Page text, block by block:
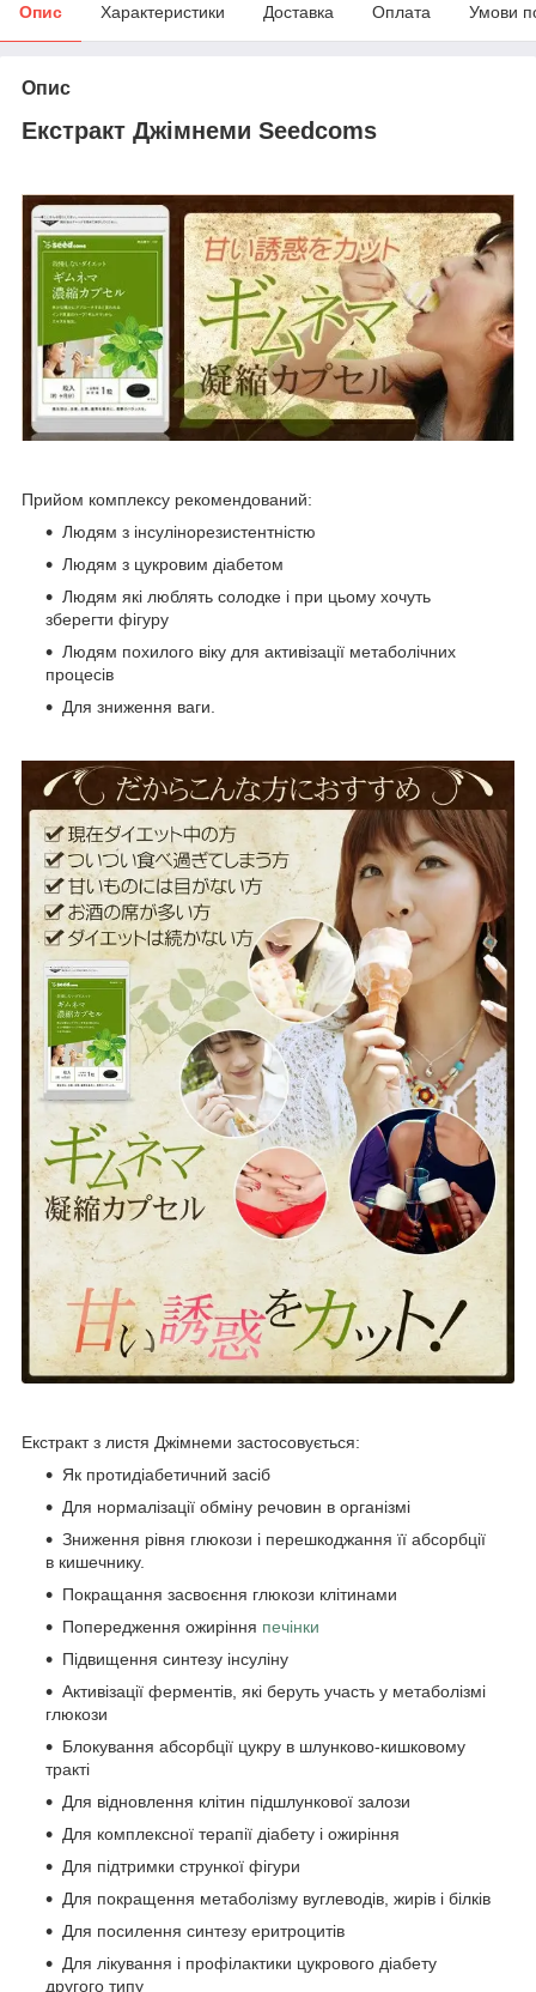
Опис Характеристики Доставка Оплата Умови
Опис
Екстракт Джімнеми Seedcoms
Прийом комплексу рекомендований:
Людям з інсулінорезистентністю
Людям з цукровим діабетом
Людям які люблять солодке і при цьому хочуть
зберегти фігуру
Людям похилого віку для активізації метаболічних
процесів
Для зниження ваги.
Екстракт з листя Джімнеми застосовується:
Як протидіабетичний засіб
Для нормалізації обміну речовин в організмі
Зниження рівня глюкози і перешкоджання її абсорбції
в кишечнику.
Покращання засвоєння глюкози клітинами
Попередження ожиріння печінки
Підвищення синтезу інсуліну
Активізації ферментів, які беруть участь у метаболізмі
глюкози
Блокування абсорбції цукру в шлунково-кишковому
тракті
Для відновлення клітин підшлункової залози
Для комплексної терапії діабету і ожиріння
Для підтримки стрункої фігури
Для покращення метаболізму вуглеводів, жирів і білків
Для посилення синтезу еритроцитів
Для лікування і профілактики цукрового діабету
другого типу